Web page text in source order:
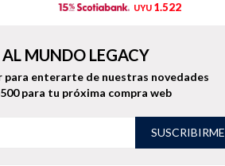
UYU 1.522
MUNDO LEGACY
enterarte de nuestras novedades
para tu próxima compra web
SUSCRIBIRME